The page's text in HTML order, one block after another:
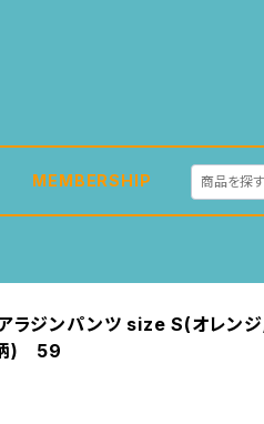
MEMBERSHIP
ラジンパンツ size S(オレン
柄) 59